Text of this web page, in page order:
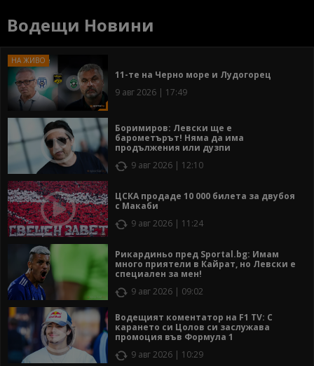
Водещи Новини
11-те на Черно море и Лудогорец
9 авг 2026 | 17:49
Боримиров: Левски ще е
барометърът! Няма да има
продължения или дузпи
9 авг 2026 | 12:10
ЦСКА продаде 10 000 билета за двубоя
с Макаби
9 авг 2026 | 11:24
Рикардиньо пред Sportal.bg: Имам
много приятели в Кайрат, но Левски е
специален за мен!
9 авг 2026 | 09:02
Водещият коментатор на F1 TV: С
карането си Цолов си заслужава
промоция във Формула 1
9 авг 2026 | 10:29